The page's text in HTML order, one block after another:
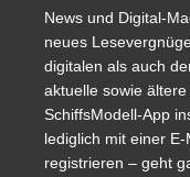
News und Digital-
neues
digitalen als auch
aktuelle sowie
SchiffsModell-App
lediglich mit einer
registrieren – geht